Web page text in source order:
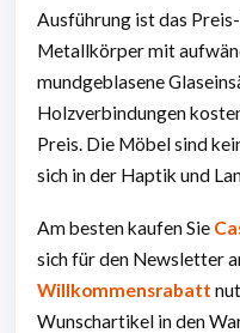
Ausführung ist das
Metallkörper mit
mundgeblasene
Holzverbindungen
Preis. Die Möbel sind
sich in der Haptik und
Am besten kaufen Sie
sich für den Newsletter
Willkommensrabatt
Wunschartikel in den